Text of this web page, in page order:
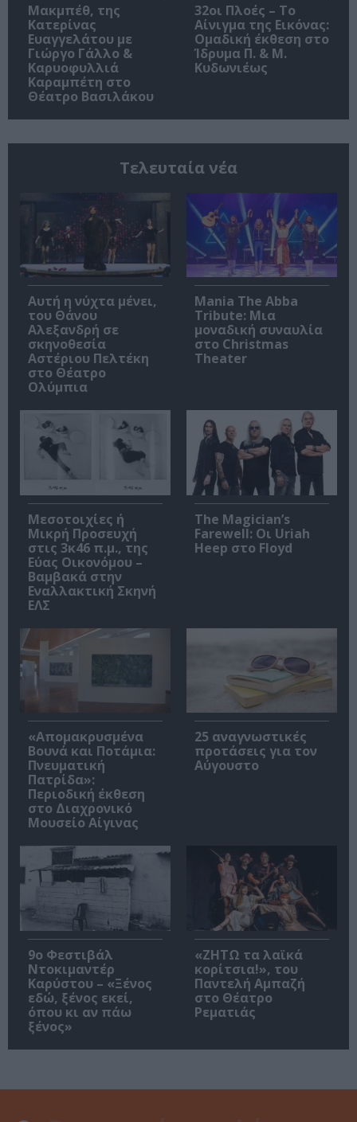
Μακμπέθ, της
Κατερίνας
Ευαγγελάτου με
Γιώργο Γάλλο &
Καρυοφυλλιά
Καραμπέτη στο
Θέατρο Βασιλάκου
32οι Πλοές – Το
Αίνιγμα της Εικόνας:
Ομαδική έκθεση στο
Ίδρυμα Π. & Μ.
Κυδωνιέως
Τελευταία νέα
Αυτή η νύχτα μένει,
του Θάνου
Αλεξανδρή σε
σκηνοθεσία
Αστέριου Πελτέκη
στο Θέατρο
Ολύμπια
Mania The Abba
Tribute: Μια
μοναδική συναυλία
στο Christmas
Theater
Μεσοτοιχίες ή
Μικρή Προσευχή
στις 3κ46 π.μ., της
Εύας Οικονόμου –
Βαμβακά στην
Εναλλακτική Σκηνή
ΕΛΣ
The Magician’s
Farewell: Οι Uriah
Heep στο Floyd
«Απομακρυσμένα
Βουνά και Ποτάμια:
Πνευματική
Πατρίδα»:
Περιοδική έκθεση
στο Διαχρονικό
Μουσείο Αίγινας
25 αναγνωστικές
προτάσεις για τον
Αύγουστο
9ο Φεστιβάλ
Ντοκιμαντέρ
Καρύστου – «Ξένος
εδώ, ξένος εκεί,
όπου κι αν πάω
ξένος»
«ΖΗΤΩ τα λαϊκά
κορίτσια!», του
Παντελή Αμπαζή
στο Θέατρο
Ρεματιάς